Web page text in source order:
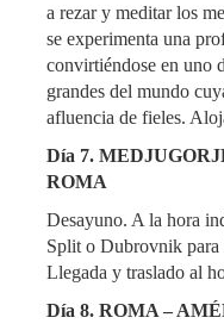
a rezar y meditar los
se experimenta una
convirtiéndose en uno
grandes del mundo
afluencia de fieles.
Día 7.
ROMA
Desayuno. A la hora
Split o Dubrovnik para
Llegada y traslado al
Día 8. ROMA –